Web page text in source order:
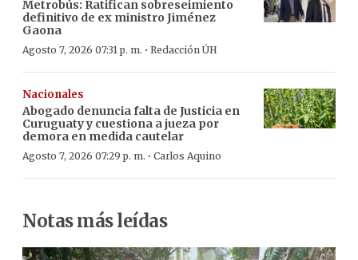
Metrobús: Ratifican sobreseimiento
definitivo de ex ministro Jiménez
Gaona
Agosto 7, 2026 07:31 p. m. · Redacción ÚH
Nacionales
Abogado denuncia falta de Justicia en
Curuguaty y cuestiona a jueza por
demora en medida cautelar
Agosto 7, 2026 07:29 p. m. · Carlos Aquino
Notas más leídas